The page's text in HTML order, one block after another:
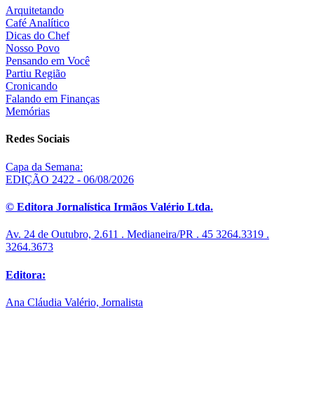
Arquitetando
Café Analítico
Dicas do Chef
Nosso Povo
Pensando em Você
Partiu Região
Cronicando
Falando em Finanças
Memórias
Redes Sociais
Capa da Semana:
EDIÇÃO 2422 - 06/08/2026
© Editora Jornalística Irmãos Valério Ltda.
Av. 24 de Outubro, 2.611 . Medianeira/PR . 45 3264.3319 .
3264.3673
Editora:
Ana Cláudia Valério, Jornalista